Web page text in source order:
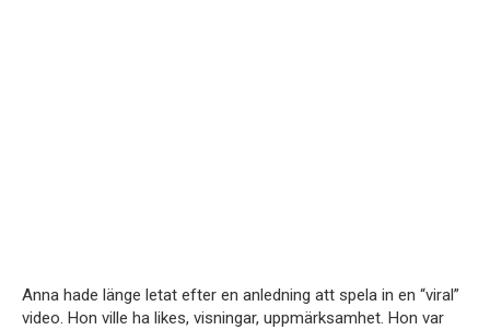
Anna hade länge letat efter en anledning att spela in en “viral”
video. Hon ville ha likes, visningar, uppmärksamhet. Hon var